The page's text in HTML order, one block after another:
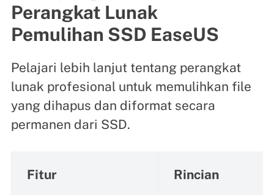
Perangkat Lunak
Pemulihan SSD EaseUS
Pelajari lebih lanjut tentang perangkat
lunak profesional untuk memulihkan file
yang dihapus dan diformat secara
permanen dari SSD.
Fitur Rincian